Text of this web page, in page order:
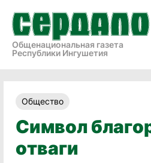
Общенациональная газета
Республики Ингушетия
Общество
Символ
отваги